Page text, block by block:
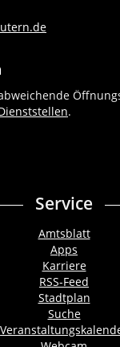
.
Service
Amtsblatt
Apps
Karriere
RSS-Feed
Stadtplan
Suche